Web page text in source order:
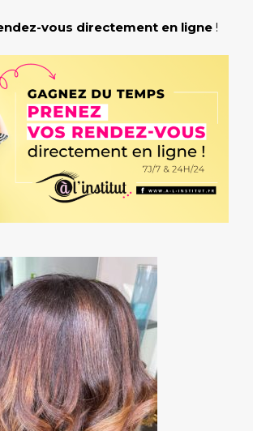
vous directement en ligne !